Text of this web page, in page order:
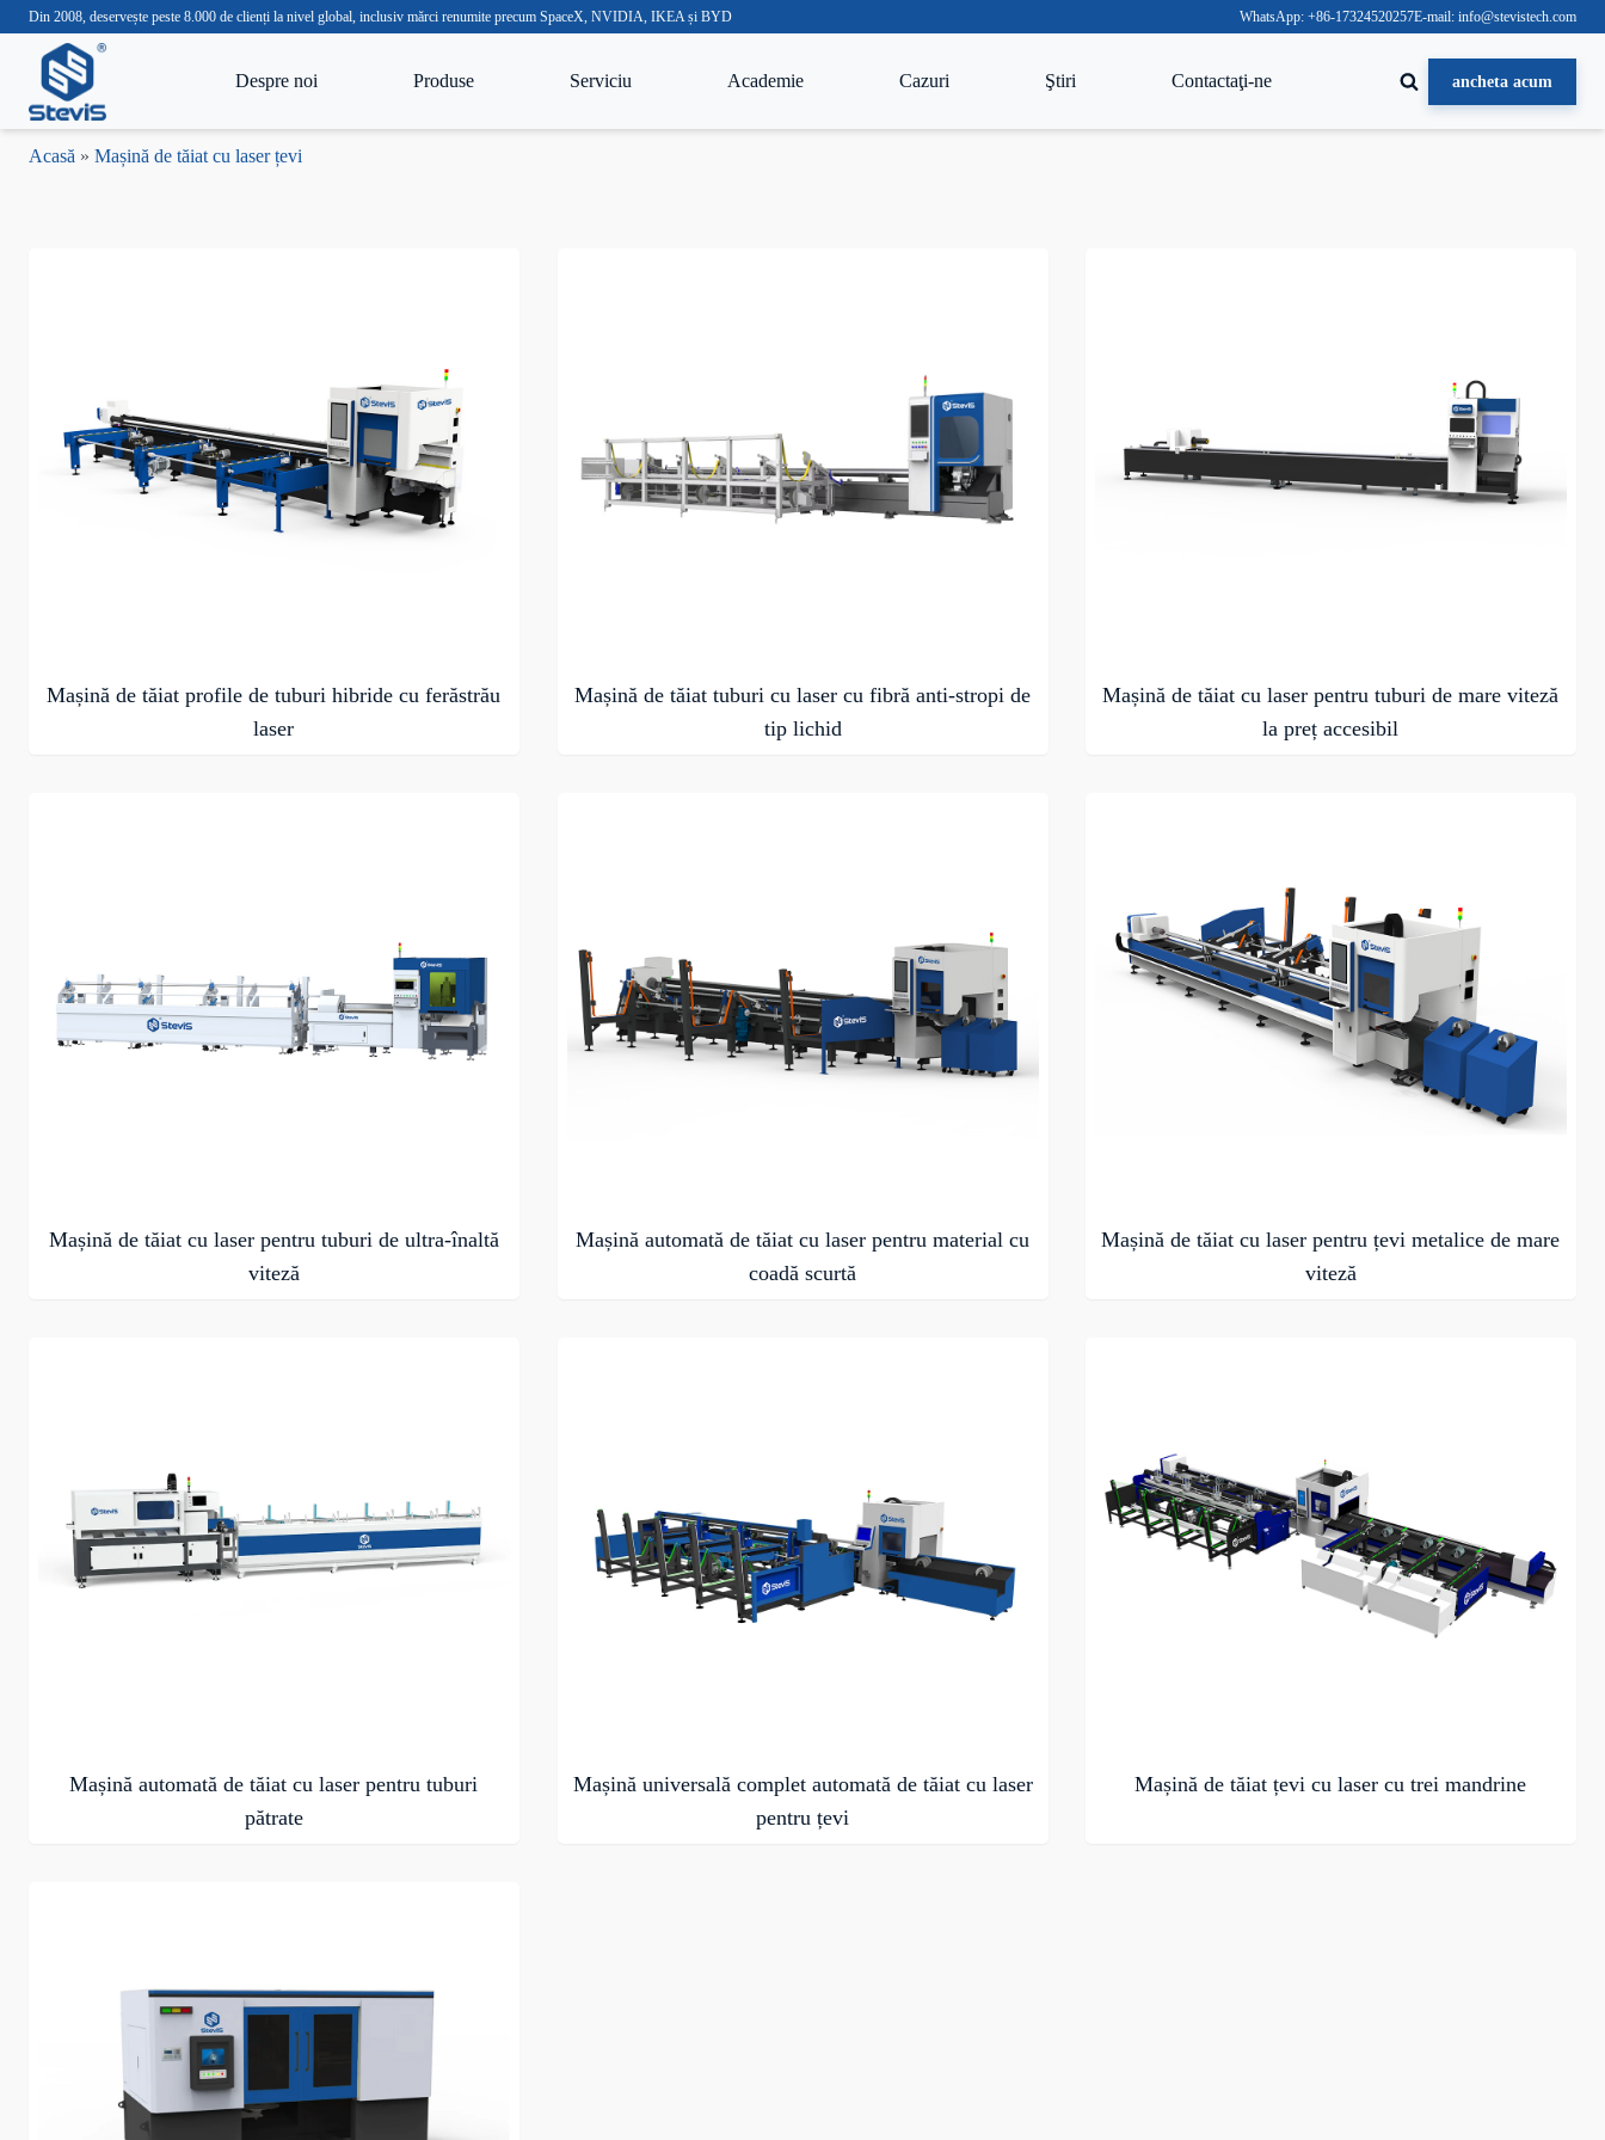
Din 2008, deservește peste 8.000 de clienți la nivel global, inclusiv mărci renumite precum SpaceX, NVIDIA, IKEA și BYD WhatsApp: +86-17324520257E-mail: info@stevistech.com
Despre noi Produse Serviciu Academie Cazuri Ştiri Contactaţi-ne ancheta acum
Acasă » Mașină de tăiat cu laser țevi
Mașină de tăiat profile de tuburi hibride cu ferăstrău
laser
Mașină de tăiat tuburi cu laser cu fibră anti-stropi de
tip lichid
Mașină de tăiat cu laser pentru tuburi de mare viteză
la preț accesibil
Mașină de tăiat cu laser pentru tuburi de ultra-înaltă
viteză
Mașină automată de tăiat cu laser pentru material cu
coadă scurtă
Mașină de tăiat cu laser pentru țevi metalice de mare
viteză
Mașină automată de tăiat cu laser pentru tuburi
pătrate
Mașină universală complet automată de tăiat cu laser
pentru țevi
Mașină de tăiat țevi cu laser cu trei mandrine